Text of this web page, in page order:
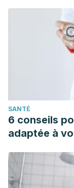
SANTÉ
6 conseils
adaptée à